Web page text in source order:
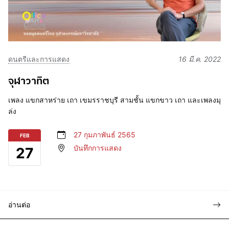
ดนตรีและการแสดง 16 มี.ค. 2022
จุฬาวาทิต
เพลง แขกสาหร่าย เถา เขมรราชบุรี สามชั้น แขกขาว เถา และเพลงมุ
ล่ง
FEB
27
27 กุมภาพันธ์ 2565
บันทึกการแสดง
อ่านต่อ